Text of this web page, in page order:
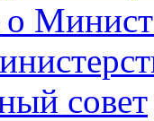
совет